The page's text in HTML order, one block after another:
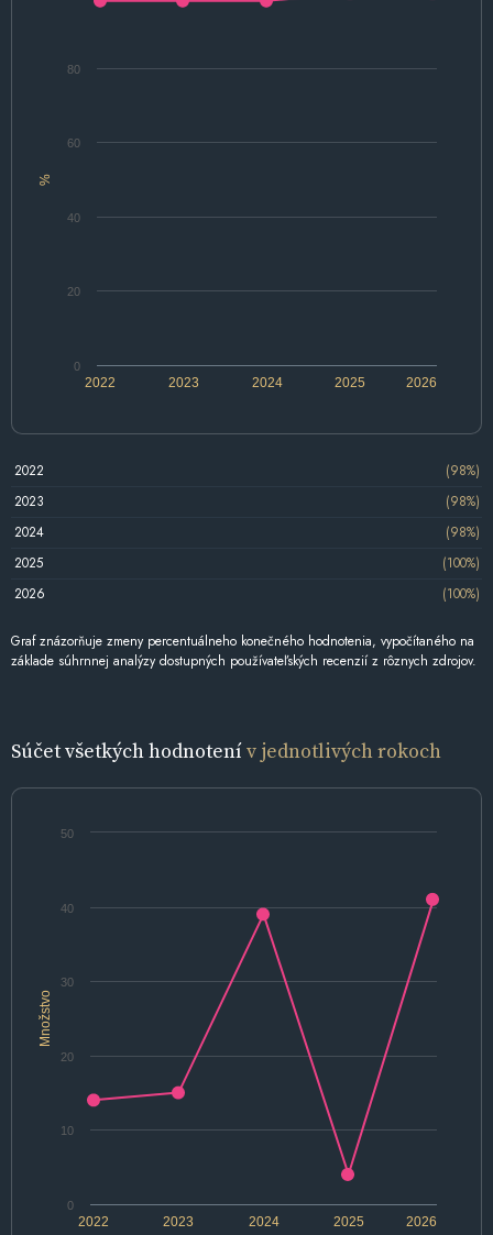
%
2022 2024 2026
2023 2025
0
20
40
60
80
2022
(98%)
2023
(98%)
2024
(98%)
2025
(100%)
2026
(100%)
Graf znázorňuje zmeny percentuálneho konečného hodnotenia, vypočítaného na
základe súhrnnej analýzy dostupných používateľských recenzií z rôznych zdrojov.
Súčet všetkých hodnotenív jednotlivých rokoch
Množstvo
2022 2024 2026
2023 2025
0
10
20
30
40
50